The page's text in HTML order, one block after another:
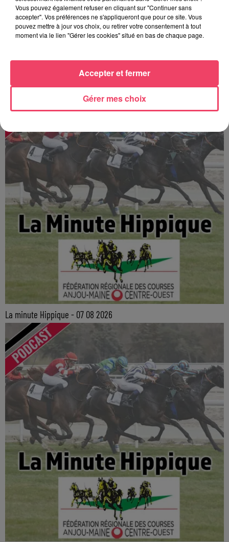
Sillé-le-Guillaume : une journée de courses au cœur de la forêt
La minute Hippique - 07 08 2026
Vous pouvez également refuser en cliquant sur "Continuer sans
accepter". Vos préférences ne s'appliqueront que pour ce site. Vous
pouvez mettre à jour vos choix, ou retirer votre consentement à tout
moment via le lien "Gérer les cookies" situé en bas de chaque page.
Gérer mes choix
Accepter et fermer